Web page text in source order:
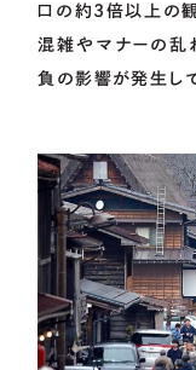
口の約3倍以上の
混雑やマナーの乱
負の影響が発生し